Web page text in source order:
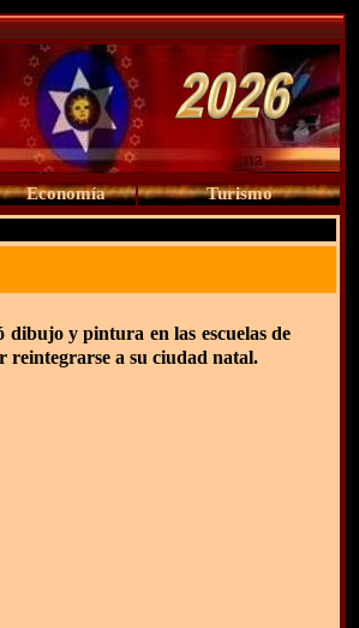
Economía Turismo
dibujo y pintura en las escuelas de
reintegrarse a su ciudad natal.